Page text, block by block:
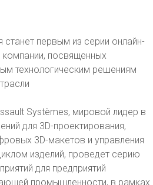
станет первым из серии онлайн-
компании, посвященных
технологическим решениям
Systèmes, мировой лидер в
для 3D-проектирования,
3D-макетов и управления
изделий, проведет серию
для предприятий
промышленности, в рамках